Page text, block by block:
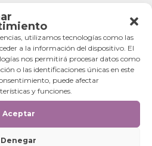
utilizamos tecnologías como las
a la información del dispositivo. El
nos permitirá procesar datos como
o las identificaciones únicas en este
puede afectar
y funciones.
Aceptar
Denegar